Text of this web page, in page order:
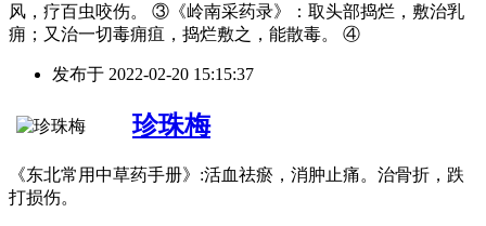
风，疗百虫咬伤。 ③《岭南采药录》：取头部捣烂，敷治乳
痈；又治一切毒痈疽，捣烂敷之，能散毒。 ④
发布于 2022-02-20 15:15:37
珍珠梅
《东北常用中草药手册》:活血祛瘀，消肿止痛。治骨折，跌
打损伤。